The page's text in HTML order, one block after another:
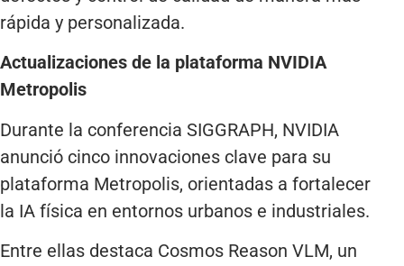
rápida y personalizada.
Actualizaciones de la plataforma NVIDIA
Metropolis
Durante la conferencia SIGGRAPH, NVIDIA
anunció cinco innovaciones clave para su
plataforma Metropolis, orientadas a fortalecer
la IA física en entornos urbanos e industriales.
Entre ellas destaca Cosmos Reason VLM, un